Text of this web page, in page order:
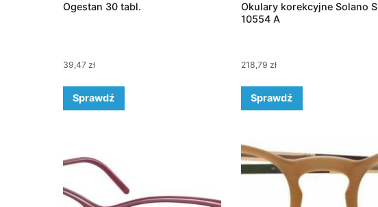
Ogestan 30 tabl.
39,47 zł
Sprawdź
Okulary korekcyjne Solano S
10554 A
218,79 zł
Sprawdź